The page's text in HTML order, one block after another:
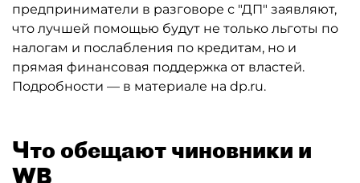
предприниматели в разговоре с "ДП" заявляют,
что лучшей помощью будут не только льготы по
налогам и послабления по кредитам, но и
прямая финансовая поддержка от властей.
Подробности — в материале на dp.ru.
Что обещают чиновники и
WB